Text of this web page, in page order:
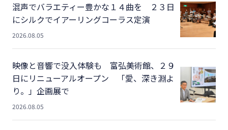
混声でバラエティー豊かな１４曲を ２３日
にシルクでイアーリングコーラス定演
2026.08.05
映像と音響で没入体験も 富弘美術館、２９
日にリニューアルオープン 「愛、深き淵よ
り。」企画展で
2026.08.05